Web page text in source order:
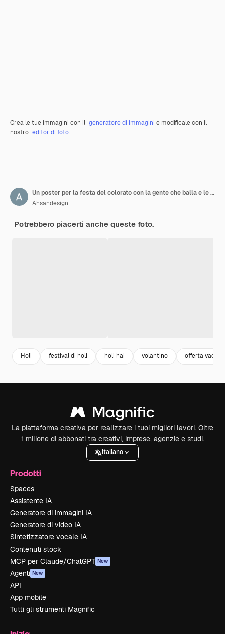
Crea le tue immagini con il generatore di immagini e modificale con il
nostro editor di foto.
Un poster per la festa del colorato con la gente che balla e le parole Holi
Ahsandesign
Potrebbero piacerti anche queste foto.
Holi festival di holi holi hai volantino offerta
La piattaforma creativa per realizzare i tuoi migliori lavori. Oltre
1 milione di abbonati tra creativi, imprese, agenzie e studi.
Italiano
Prodotti
Spaces
Assistente IA
Generatore di immagini IA
Generatore di video IA
Sintetizzatore vocale IA
Contenuti stock
MCP per Claude/ChatGPT New
Agenti New
API
App mobile
Tutti gli strumenti Magnific